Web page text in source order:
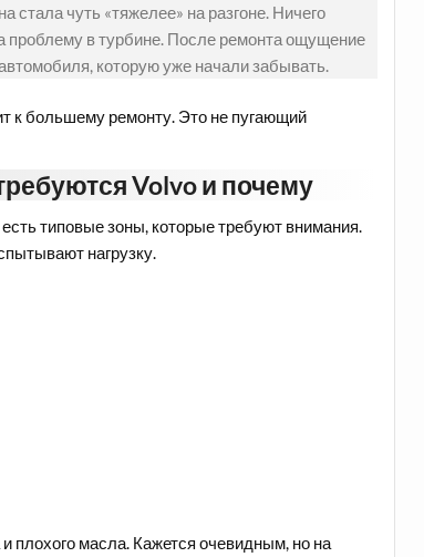
чуть «тяжелее» на разгоне. Ничего
проблему в турбине. После ремонта ощущение
которую уже начали забывать.
к большему ремонту. Это не пугающий
Volvo и почему
типовые зоны, которые требуют внимания.
нагрузку.
плохого масла. Кажется очевидным, но на